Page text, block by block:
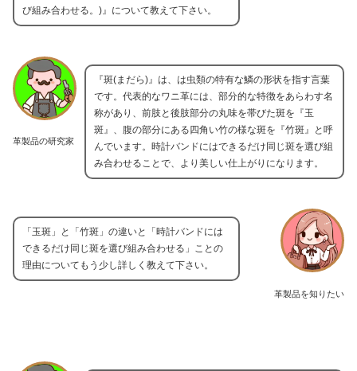
び組み合わせる。)』について教えて下さい。
革製品の研究家
『斑(まだら)』は、は虫類の特有な鱗の形状を指す言葉
です。代表的なワニ革には、部分的な特徴をあらわす名
称があり、前肢と後肢部分の丸味を帯びた斑を『玉
斑』、腹の部分にある四角い竹の様な斑を『竹斑』と呼
んでいます。時計バンドにはできるだけ同じ斑を選び組
み合わせることで、より美しい仕上がりになります。
革製品を知りたい
「玉斑」と「竹斑」の違いと「時計バンドには
できるだけ同じ斑を選び組み合わせる」ことの
理由についてもう少し詳しく教えて下さい。